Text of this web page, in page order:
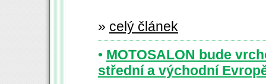
» celý článek
• MOTOSALON bude
střední a východní